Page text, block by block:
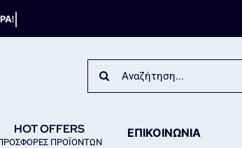
Search
HOT OFFERS
ΠΡΟΪΟΝΤΩΝ
ΕΠΙΚΟΙΝΩΝΙΑ